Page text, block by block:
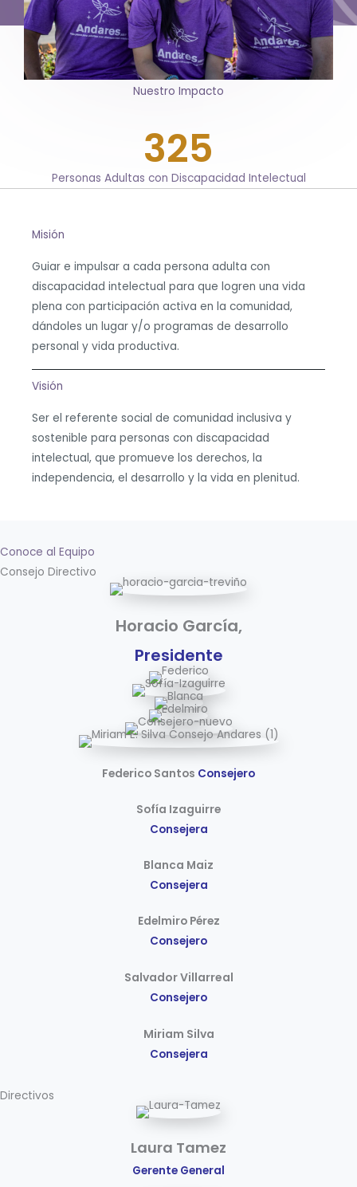
Nuestro Impacto
325
Personas Adultas con Discapacidad Intelectual
Misión
Guiar e impulsar a cada persona adulta con
discapacidad intelectual para que logren una vida
plena con participación activa en la comunidad,
dándoles un lugar y/o programas de desarrollo
personal y vida productiva.
Visión
Ser el referente social de comunidad inclusiva y
sostenible para personas con discapacidad
intelectual, que promueve los derechos, la
independencia, el desarrollo y la vida en plenitud.
Conoce al Equipo
Consejo Directivo
Horacio García,
Presidente
Federico Santos Consejero
Sofía Izaguirre
Consejera
Blanca Maiz
Consejera
Edelmiro Pérez
Consejero
Salvador Villarreal
Consejero
Miriam Silva
Consejera
Directivos
Laura Tamez
Gerente General